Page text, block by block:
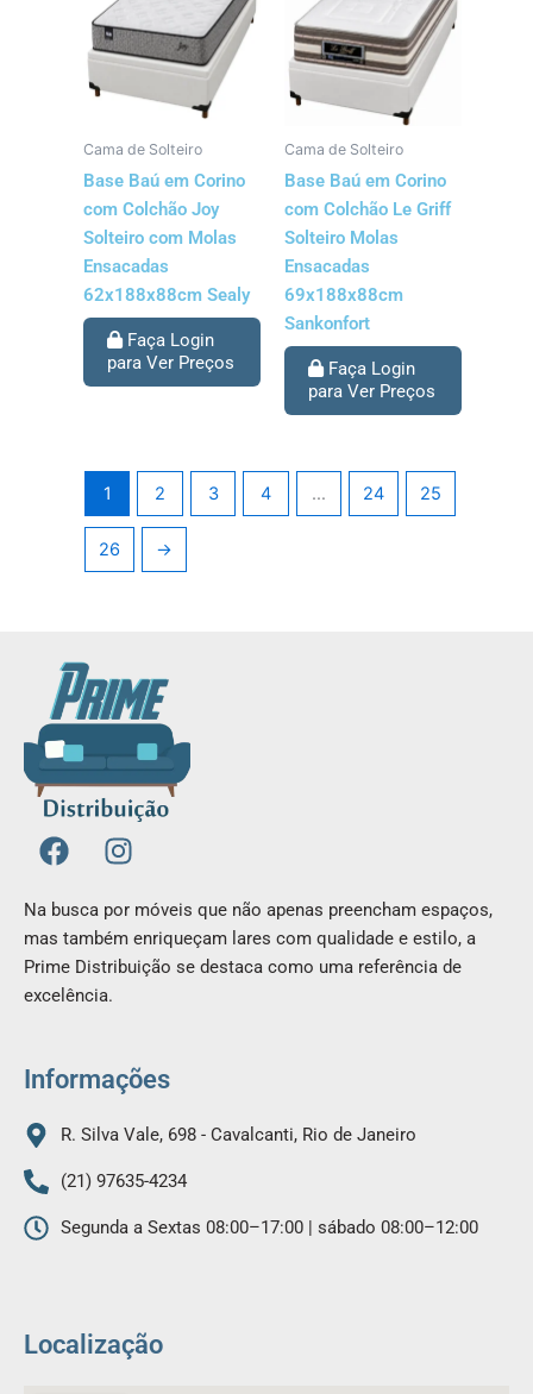
Cama de Solteiro
Base Baú em Corino
com Colchão Joy
Solteiro com Molas
Ensacadas
62x188x88cm Sealy
Faça Login
para Ver Preços
Cama de Solteiro
Base Baú em Corino
com Colchão Le Griff
Solteiro Molas
Ensacadas
69x188x88cm
Sankonfort
Faça Login
para Ver Preços
1 2 3 4 … 24 25
26 →
F
a
c
e
b
o
o
I
n
t
a
g
m
Na busca por móveis que não apenas preencham espaços,
mas também enriqueçam lares com qualidade e estilo, a
Prime Distribuição se destaca como uma referência de
excelência.
Informações
R. Silva Vale, 698 - Cavalcanti, Rio de Janeiro
(21) 97635-4234
Segunda a Sextas 08:00–17:00 | sábado 08:00–12:00
Localização